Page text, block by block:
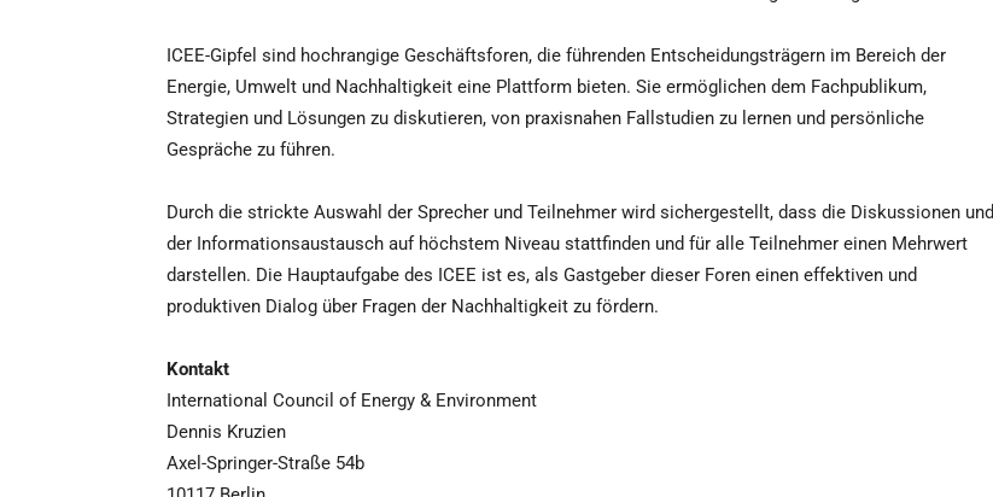
ICEE-Gipfel sind hochrangige Geschäftsforen, die führenden Entscheidungsträgern im Bereich der
Energie, Umwelt und Nachhaltigkeit eine Plattform bieten. Sie ermöglichen dem Fachpublikum,
Strategien und Lösungen zu diskutieren, von praxisnahen Fallstudien zu lernen und persönliche
Gespräche zu führen.
Durch die strickte Auswahl der Sprecher und Teilnehmer wird sichergestellt, dass die Diskussionen und
der Informationsaustausch auf höchstem Niveau stattfinden und für alle Teilnehmer einen Mehrwert
darstellen. Die Hauptaufgabe des ICEE ist es, als Gastgeber dieser Foren einen effektiven und
produktiven Dialog über Fragen der Nachhaltigkeit zu fördern.
Kontakt
International Council of Energy & Environment
Dennis Kruzien
Axel-Springer-Straße 54b